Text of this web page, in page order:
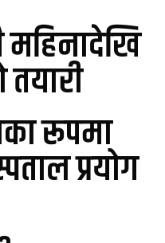
रूपमा
प्रयोग